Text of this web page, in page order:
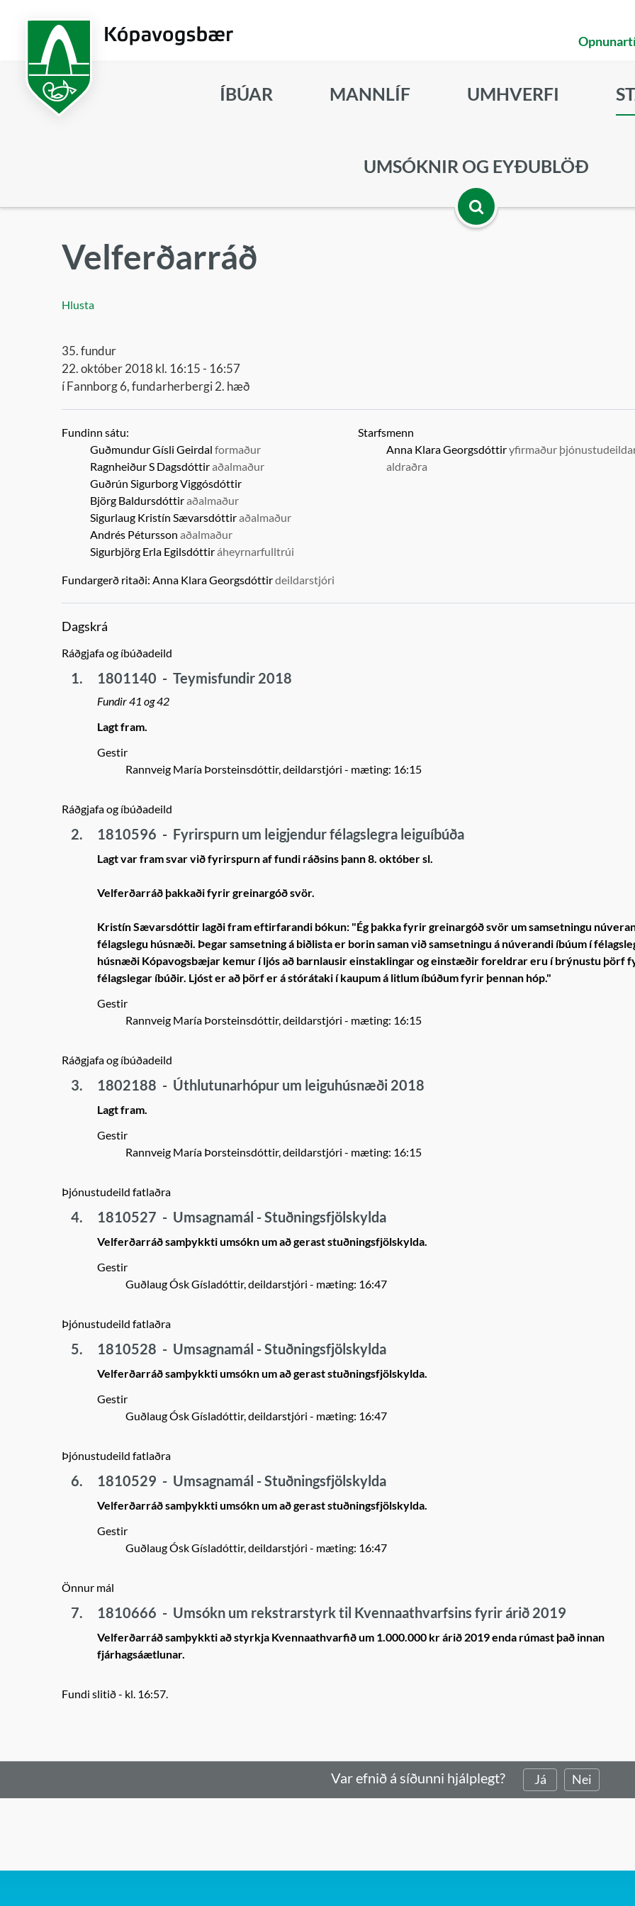
ÍBÚAR MANNLÍF UMHVERFI
UMSÓKNIR OG EYÐUBLÖÐ
Opna
Velferðarráð
Hlusta
35. fundur
22. október 2018 kl. 16:15 - 16:57
í Fannborg 6, fundarherbergi 2. hæð
Fundinn sátu:
Guðmundur Gísli Geirdal formaður
Ragnheiður S Dagsdóttiraðalmaður
Guðrún Sigurborg Viggósdóttir
Björg Baldursdóttiraðalmaður
Sigurlaug Kristín Sævarsdóttiraðalmaður
Andrés Pétursson aðalmaður
Sigurbjörg Erla Egilsdóttiráheyrnarfulltrúi
Starfsmenn
Anna Klara Georgsdóttiryfirmaður
aldraðra
Fundargerð ritaði: Anna Klara Georgsdóttirdeildarstjóri
Dagskrá
Ráðgjafa og íbúðadeild
1. 1801140 - Teymisfundir 2018
Fundir 41 og 42
Lagt fram.
Gestir
Rannveig María Þorsteinsdóttir, deildarstjóri - mæting: 16:15
Ráðgjafa og íbúðadeild
2. 1810596 - Fyrirspurn um leigjendur félagslegra leiguíbúða
Lagt var fram svar við fyrirspurn af fundi ráðsins þann 8. október sl.
Velferðarráð þakkaði fyrir greinargóð svör.
Kristín Sævarsdóttir lagði fram eftirfarandi bókun: "Ég þakka fyrir greinargóð svör um samsetningu
félagslegu húsnæði. Þegar samsetning á biðlista er borin saman við samsetningu á núverandi íbúum í
húsnæði Kópavogsbæjar kemur í ljós að barnlausir einstaklingar og einstæðir foreldrar eru í brýnustu þörf
félagslegar íbúðir. Ljóst er að þörf er á stórátaki í kaupum á litlum íbúðum fyrir þennan hóp."
Gestir
Rannveig María Þorsteinsdóttir, deildarstjóri - mæting: 16:15
Ráðgjafa og íbúðadeild
3. 1802188 - Úthlutunarhópur um leiguhúsnæði 2018
Lagt fram.
Gestir
Rannveig María Þorsteinsdóttir, deildarstjóri - mæting: 16:15
Þjónustudeild fatlaðra
4. 1810527 - Umsagnamál - Stuðningsfjölskylda
Velferðarráð samþykkti umsókn um að gerast stuðningsfjölskylda.
Gestir
Guðlaug Ósk Gísladóttir, deildarstjóri - mæting: 16:47
Þjónustudeild fatlaðra
5. 1810528 - Umsagnamál - Stuðningsfjölskylda
Velferðarráð samþykkti umsókn um að gerast stuðningsfjölskylda.
Gestir
Guðlaug Ósk Gísladóttir, deildarstjóri - mæting: 16:47
Þjónustudeild fatlaðra
6. 1810529 - Umsagnamál - Stuðningsfjölskylda
Velferðarráð samþykkti umsókn um að gerast stuðningsfjölskylda.
Gestir
Guðlaug Ósk Gísladóttir, deildarstjóri - mæting: 16:47
Önnur mál
7. 1810666 - Umsókn um rekstrarstyrk til Kvennaathvarfsins fyrir árið 2019
Velferðarráð samþykkti að styrkja Kvennaathvarfið um 1.000.000 kr árið 2019 enda rúmast það innan
fjárhagsáætlunar.
Fundi slitið - kl. 16:57.
Var efnið á síðunni hjálplegt? Já Nei